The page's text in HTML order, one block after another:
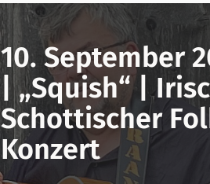
10. September
| „Squish“ |
Schottischer
Konzert